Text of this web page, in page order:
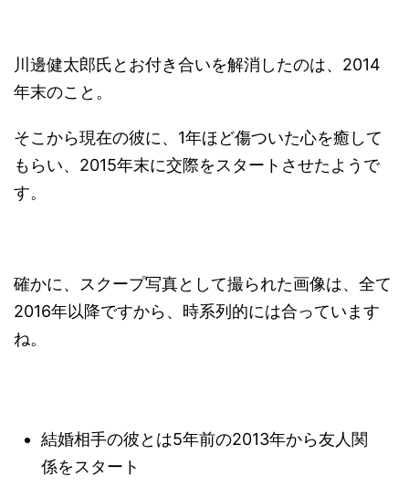
川邊健太郎氏とお付き合いを解消したのは、2014
年末のこと。
そこから現在の彼に、1年ほど傷ついた心を癒して
もらい、2015年末に交際をスタートさせたようで
す。
確かに、スクープ写真として撮られた画像は、全て
2016年以降ですから、時系列的には合っています
ね。
結婚相手の彼とは5年前の2013年から友人関
係をスタート